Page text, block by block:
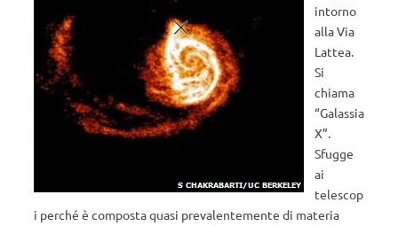
intorno
alla Via
Lattea.
Si
chiama
“Galassia
X”.
Sfugge
ai
telescop
i perché è composta quasi prevalentemente di materia